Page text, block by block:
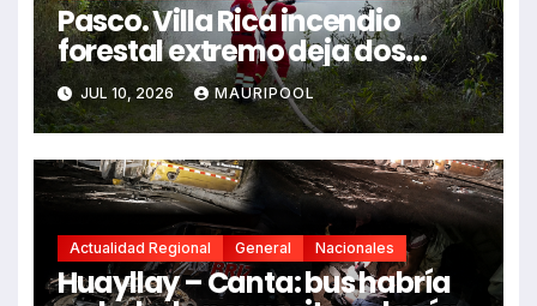
Pasco. Villa Rica incendio
forestal extremo deja dos
fallecidos y heridos
JUL 10, 2026 MAURIPOOL
Actualidad Regional General Nacionales
Huayllay – Canta: bus habría